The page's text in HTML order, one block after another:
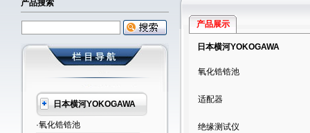
产品搜索
日本横河YOKOGAWA
·氧化锆锆池
产品展示
日本横河YOKOGAWA
氧化锆锆池
适配器
绝缘测试仪